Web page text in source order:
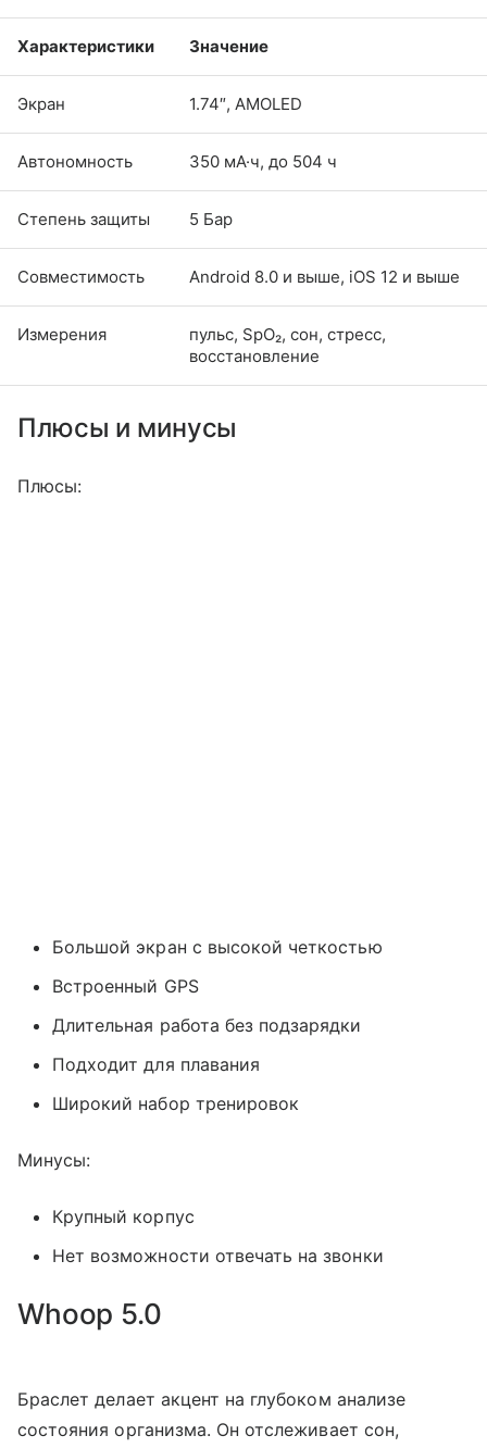
Характеристики Значение
Экран 1.74″, AMOLED
Автономность 350 мА·ч, до 504 ч
Степень защиты 5 Бар
Совместимость Android 8.0 и выше, iOS 12 и выше
Измерения
пульс, SpO₂, сон, стресс,
восстановление
Плюсы и минусы
Плюсы:
Большой экран с высокой четкостью
Встроенный GPS
Длительная работа без подзарядки
Подходит для плавания
Широкий набор тренировок
Минусы:
Крупный корпус
Нет возможности отвечать на звонки
Whoop 5.0
Браслет делает акцент на глубоком анализе
состояния организма. Он отслеживает сон,